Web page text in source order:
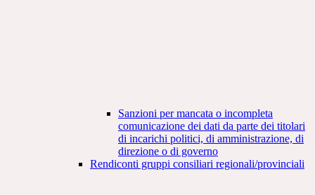
Sanzioni per mancata o incompleta
comunicazione dei dati da parte dei titolari
di incarichi politici, di amministrazione, di
direzione o di governo
Rendiconti gruppi consiliari regionali/provinciali